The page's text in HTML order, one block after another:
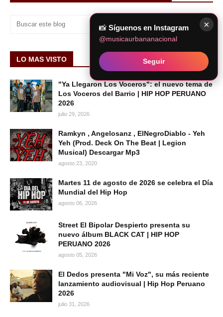
LO MAS VISTO
"Ya Llegaron Los Voceros": el nuevo tema de
Los Voceros del Barrio | HIP HOP PERUANO
2026
julio 29, 2026
Ramkyn , Angelosanz , ElNegroDiablo - Yeh
Yeh (Prod. Deck On The Beat | Legion
Musical) Descargar Mp3
agosto 23, 2020
Martes 11 de agosto de 2026 se celebra el Día
Mundial del Hip Hop
agosto 06, 2026
Street El Bipolar Despierto presenta su
nuevo álbum BLACK CAT | HIP HOP
PERUANO 2026
agosto 05, 2026
El Dedos presenta "Mi Voz", su más reciente
lanzamiento audiovisual | Hip Hop Peruano
2026
julio 31, 2026
×
📸 Síguenos en Instagram
@musicaurbananacional
Seguir